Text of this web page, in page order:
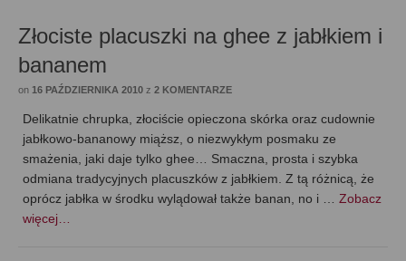
Złociste placuszki na ghee z jabłkiem i
bananem
on 16 PAŹDZIERNIKA 2010 z 2 KOMENTARZE
Delikatnie chrupka, złociście opieczona skórka oraz cudownie
jabłkowo-bananowy miąższ, o niezwykłym posmaku ze
smażenia, jaki daje tylko ghee… Smaczna, prosta i szybka
odmiana tradycyjnych placuszków z jabłkiem. Z tą różnicą, że
oprócz jabłka w środku wylądował także banan, no i … Zobacz
więcej…